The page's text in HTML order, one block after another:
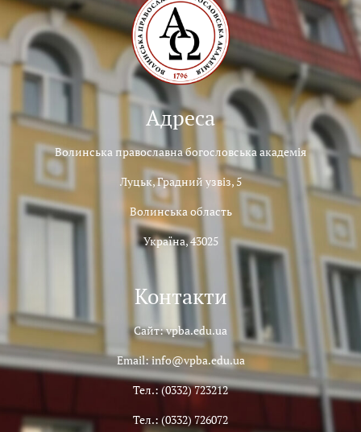
Адреса
Волинська православна богословська академія
Луцьк, Градний узвіз, 5
Волинська область
Україна, 43025
Контакти
Сайт: vpba.edu.ua
Email: info@vpba.edu.ua
Тел.: (0332) 723212
Тел.: (0332) 726072